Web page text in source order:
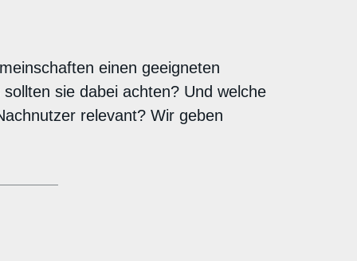
einen geeigneten
sie dabei achten? Und welche
relevant? Wir geben